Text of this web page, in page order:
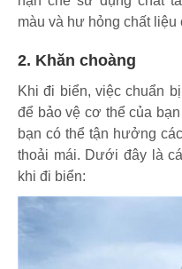
màu và hư hỏng chất liệu
2. Khăn choàng
Khi đi biển, việc chuẩn
để bảo vệ cơ thể của
bạn có thể tận hưởng
thoải mái. Dưới đây là
khi đi biển: